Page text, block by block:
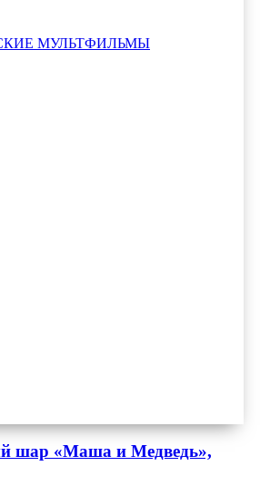
МУЛЬТФИЛЬМЫ
шар «Маша и Медведь»,